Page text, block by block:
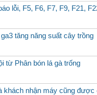
lỗi, F5, F6, F7, F9, F21,
tăng năng suất cây trồng
từ Phân bón lá gà trống
khách nhận máy cũng được